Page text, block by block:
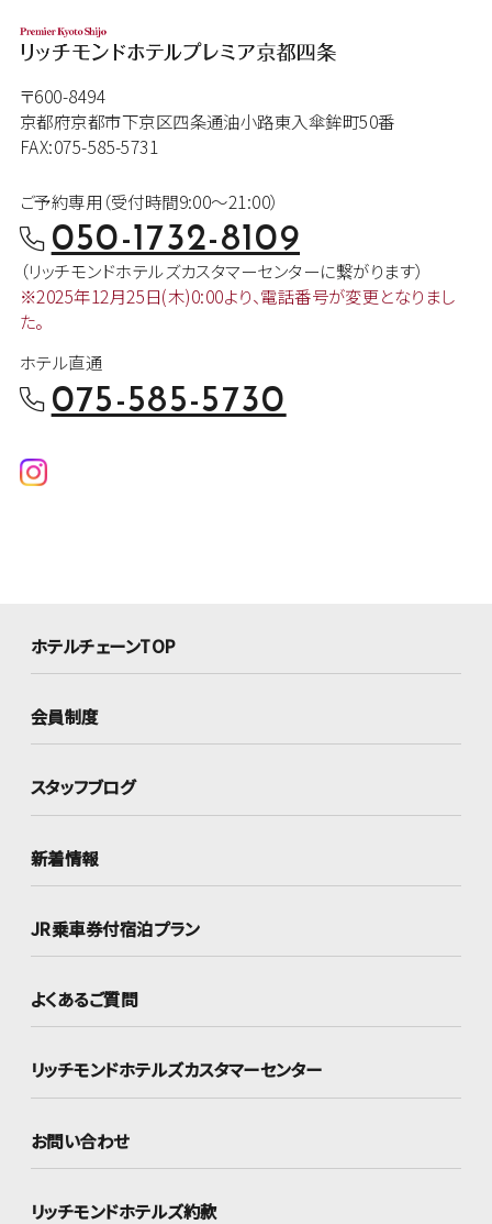
〒600-8494
京都府京都市下京区四条通油小路東入傘鉾町50番
FAX:075-585-5731
ご予約専用（受付時間9:00～21:00）
050-1732-8109
（リッチモンドホテルズカスタマーセンターに繋がります）
※2025年12月25日(木)0:00より、電話番号が変更となりまし
た。
ホテル直通
075-585-5730
ホテルチェーンTOP
会員制度
スタッフブログ
新着情報
JR乗車券付宿泊プラン
よくあるご質問
リッチモンドホテルズカスタマーセンター
お問い合わせ
リッチモンドホテルズ約款